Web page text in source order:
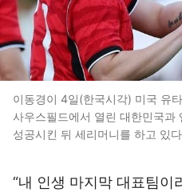
이동경이 4일(한국시각) 미국 유
사우스필드에서 열린 대한민국과
성공시킨 뒤 세리머니를 하고 있
“내 인생 마지막 대표팀이